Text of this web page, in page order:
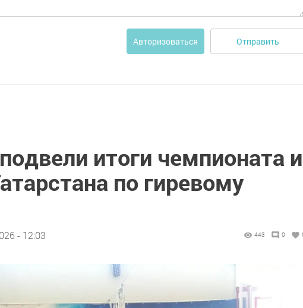
Авторизоваться Отправить
итоги чемпионата и
по гиревому
- 12:03 443 0